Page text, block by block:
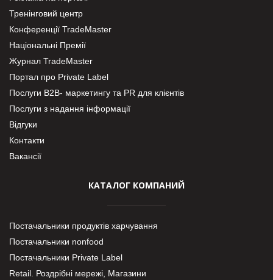
Тренінговий центр
Конференції TradeMaster
Національні Премії
Журнал TradeMaster
Портал про Private Label
Послуги В2В- маркетингу та PR для клієнтів
Послуги з надання інформації
Відгуки
Контакти
Вакансії
КАТАЛОГ КОМПАНИЙ
Постачальники продуктів харчування
Постачальники nonfood
Постачальники Private Label
Retail. Роздрібні мережі, Магазини